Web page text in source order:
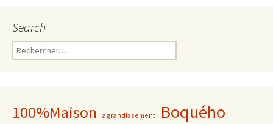
Search
Rechercher :
100%Maison agrandissement Boquého